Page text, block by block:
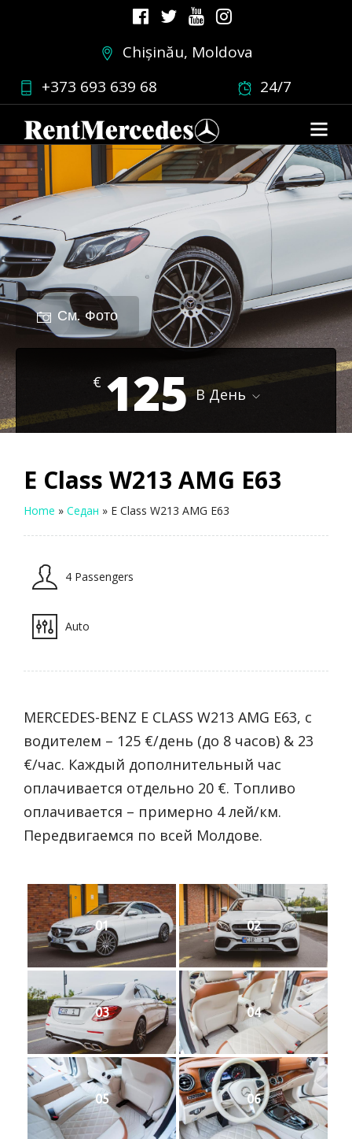
Chișinău, Moldova
+373 693 639 68
24/7
См. Фото
€ 125 В День
E Class W213 AMG E63
Home » Седан » E Class W213 AMG E63
4 Passengers
Auto
MERCEDES-BENZ E CLASS W213 AMG E63, с
водителем – 125 €/день (до 8 часов) & 23
€/час. Каждый дополнительный час
оплачивается отдельно 20 €. Топливо
оплачивается – примерно 4 лей/км.
Передвигаемся по всей Молдове.
01 02
03 04
05 06